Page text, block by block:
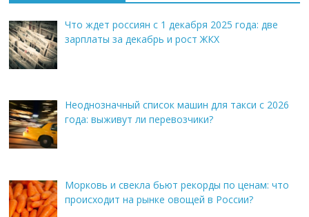
Что ждет россиян с 1 декабря 2025 года: две
зарплаты за декабрь и рост ЖКХ
Неоднозначный список машин для такси с 2026
года: выживут ли перевозчики?
Морковь и свекла бьют рекорды по ценам: что
происходит на рынке овощей в России?